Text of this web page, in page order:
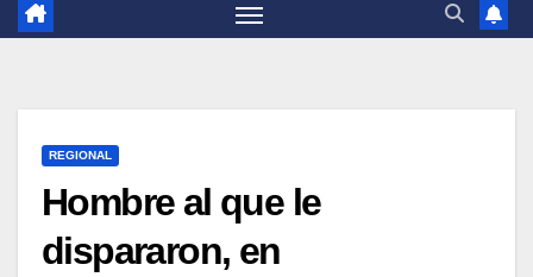
REGIONAL
Hombre al que le
dispararon, en